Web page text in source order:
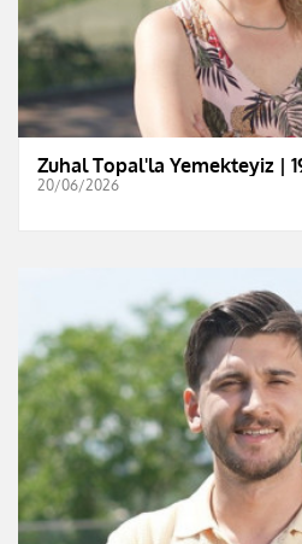
Zuhal Topal'la Yemekteyiz |
20/06/2026